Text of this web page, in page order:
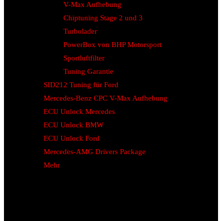
V-Max Aufhebung
Chiptuning Stage 2 und 3
Turbolader
PowerBox von BHP Motorsport
Sportluftfilter
Tuning Garantie
SID212 Tuning für Ford
Mercedes-Benz CPC V-Max Aufhebung
ECU Unlock Mercedes
ECU Unlock BMW
ECU Unlock Ford
Mercedes-AMG Drivers Package
Mehr